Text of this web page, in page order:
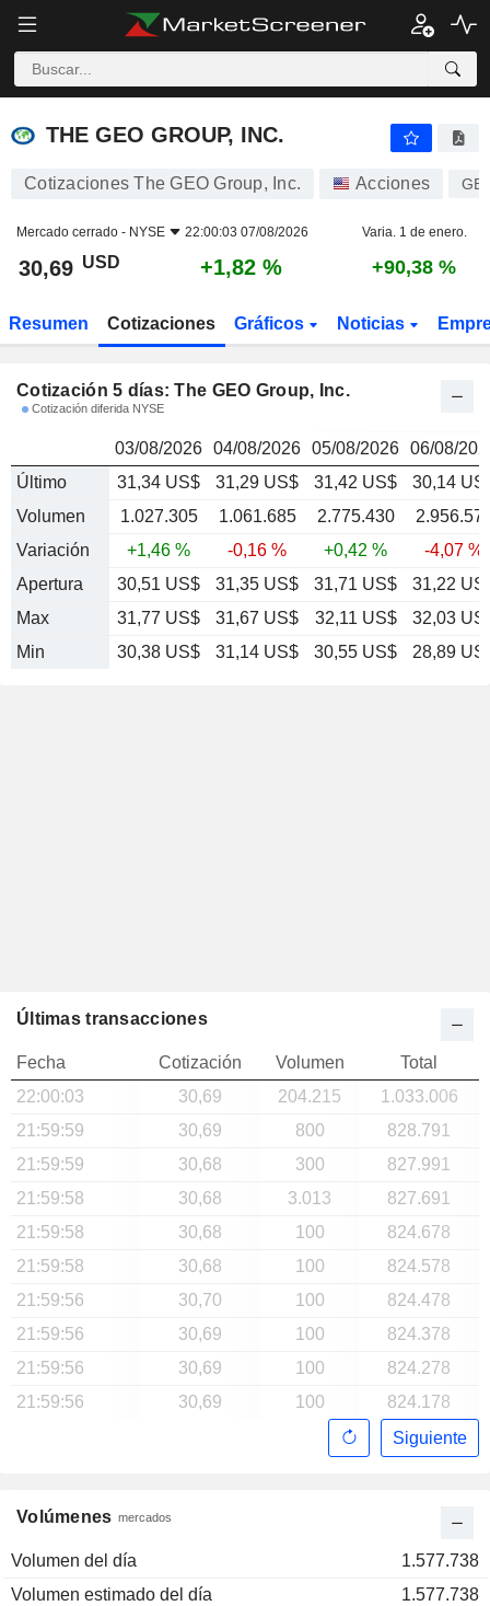
THE GEO GROUP, INC. 30,69
THE GEO GROUP, INC.
Cotizaciones The GEO Group, Inc. Acciones
Mercado cerrado - NYSE 22:00:03 07/08/2026 Varia. 1 de enero.
30,69 USD +1,82 % +90,38 %
Resumen Cotizaciones Gráficos Noticias
Cotización 5 días: The GEO Group, Inc.
Cotización diferida NYSE
03/08/2026 04/08/2026 05/08/2026 06/08/
Último
31,34 US$ 31,29 US$ 31,42 US$
30,14
Volumen
1.027.305 1.061.685 2.775.430
Variación
+1,46 % -0,16 % +0,42 %
-4,07 %
Apertura
30,51 US$ 31,35 US$ 31,71 US$
31,22
Max
31,77 US$ 31,67 US$ 32,11 US$
32,03
Min
30,38 US$ 31,14 US$ 30,55 US$ 28,89
Volúmenes mercados
Volumen del día
1.577.738
Volumen estimado del día
1.577.738
Últimas transacciones
Fecha Cotización Volumen
Total
22:00:03
30,69 204.215
1.033.006
21:59:59
30,69 800
828.791
21:59:59
30,68 300
827.991
21:59:58
30,68 3.013
827.691
21:59:58
30,68 100
824.678
21:59:58
30,68 100
824.578
21:59:56
30,70 100
824.478
21:59:56
30,69 100
824.378
21:59:56
30,69 100
824.278
21:59:56
30,69 100
824.178
Siguiente